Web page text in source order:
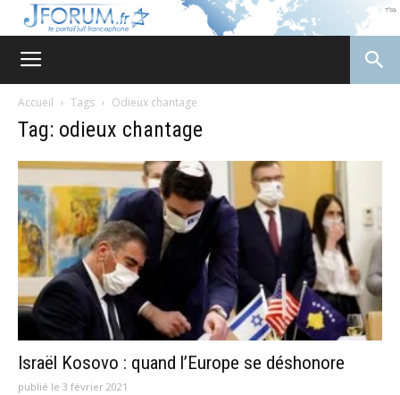
Accueil Tags Odieux chantage
Tag: odieux chantage
Israël Kosovo : quand l’Europe se déshonore
publié le 3 février 2021